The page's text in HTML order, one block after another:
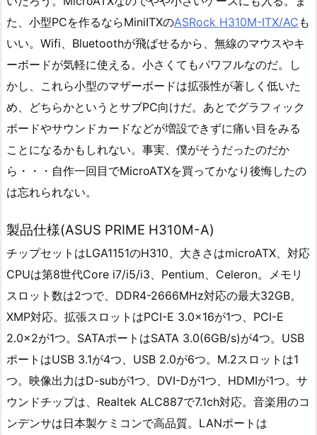
た、小型PCを作るならMiniITXのASRock H310M-ITX/AC も
いい。Wifi、Bluetoothが飛ばせるから、無線のマウスやキ
ーボードが気軽に使える。小さくてもパワフルなのだ。し
かし、これら小型のマザーボードは拡張性が著しく低いた
め、どちらかというとサブPC向けだ。あとでグラフィック
ボードやサウンドカードなどが増設できずに痛い目をみる
ことになるかもしれない。事実、僕がそうだったのだか
ら・・・自作一回目でMicroATXを買ってかなり後悔したの
は忘れられない。
製品仕様(ASUS PRIME H310M-A)
チップセットはLGA1151のH310、大きさはmicroATX、対応
CPUは第8世代Core i7/i5/i3、Pentium、Celeron。メモリ
スロット数は2つで、DDR4-2666MHz対応の最大32GB。
XMP対応。拡張スロットはPCI-E 3.0×16が1つ、PCI-E
2.0×2が1つ。SATAポートはSATA 3.0(6GB/s)が4つ。USB
ポートはUSB 3.1が4つ、USB 2.0が6つ。M.2スロットは1
つ。映像出力はD-subが1つ、DVI-Dが1つ、HDMIが1つ。サ
ウンドチップは、Realtek ALC887で7.1ch対応。音楽用のコ
ンデンサは日本製ケミコンで高品質。LANポートは